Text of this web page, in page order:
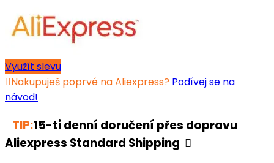
Využít slevu
Nakupuješ poprvé na Aliexpress? Podívej se na
návod!
TIP:15-ti denní doručení přes dopravu
Aliexpress Standard Shipping